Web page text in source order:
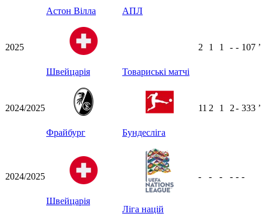
Астон Вілла АПЛ
2025
Швейцарія Товариські матчі
2 1 1 - - 107 ʼ
2024/2025
Фрайбург Бундесліга
11 2 1 2- 333 ʼ
2024/2025
Швейцарія
Ліга націй
- - - - - -